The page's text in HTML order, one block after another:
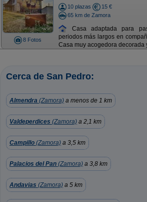
8 Fotos
10 plazas
15 €
65 km de Zamora
Casa adaptada para
periodos más largos en
Casa muy acogedora decorada
Cerca de San Pedro:
Almendra (Zamora) a menos de 1 km
Valdeperdices (Zamora) a 2,1 km
Campillo (Zamora) a 3,5 km
Palacios del Pan (Zamora) a 3,8 km
Andavias (Zamora) a 5 km